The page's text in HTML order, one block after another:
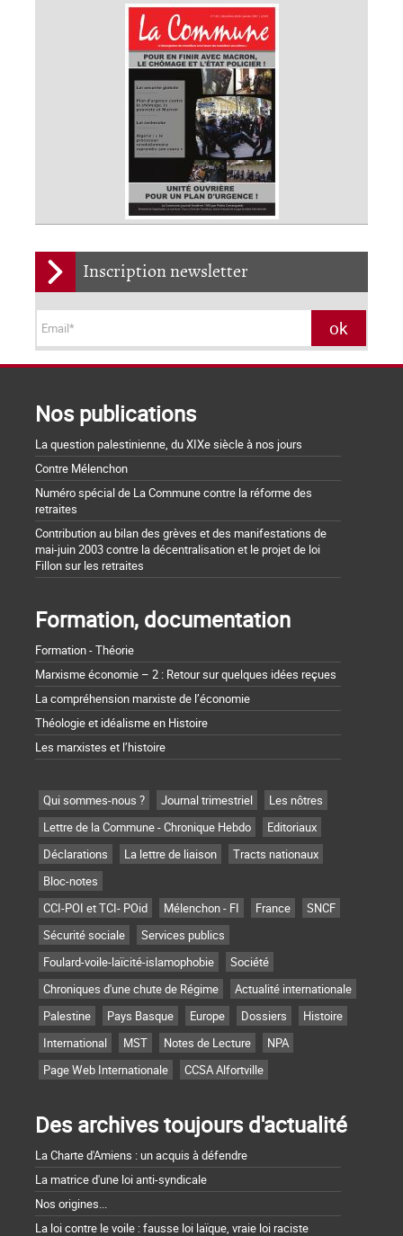
Inscription newsletter
Nos publications
La question palestinienne, du XIXe siècle à nos jours
Contre Mélenchon
Numéro spécial de La Commune contre la réforme des
retraites
Contribution au bilan des grèves et des manifestations de
mai-juin 2003 contre la décentralisation et le projet de loi
Fillon sur les retraites
Formation, documentation
Formation - Théorie
Marxisme économie – 2 : Retour sur quelques idées reçues
La compréhension marxiste de l’économie
Théologie et idéalisme en Histoire
Les marxistes et l’histoire
Qui sommes-nous ? Journal trimestriel
Les nôtres
Lettre de la Commune - Chronique Hebdo
Editoriaux
Déclarations
La lettre de liaison
Tracts nationaux
Bloc-notes
CCI-POI et TCI- POid
Mélenchon - FI France
SNCF
Sécurité sociale
Services publics
Foulard-voile-laïcité-islamophobie
Société
Chroniques d'une chute de Régime
Actualité internationale
Palestine
Pays Basque Europe Dossiers
Histoire
International
MST Notes de Lecture
NPA
Page Web Internationale
CCSA Alfortville
Des archives toujours d'actualité
La Charte d'Amiens : un acquis à défendre
La matrice d'une loi anti-syndicale
Nos origines...
La loi contre le voile : fausse loi laïque, vraie loi raciste